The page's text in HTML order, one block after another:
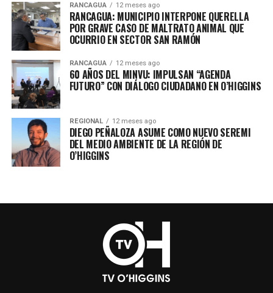
RANCAGUA 12 meses ago
RANCAGUA: MUNICIPIO INTERPONE QUERELLA
POR GRAVE CASO DE MALTRATO ANIMAL QUE
OCURRIO EN SECTOR SAN RAMÓN
RANCAGUA 12 meses ago
60 AÑOS DEL MINVU: IMPULSAN “AGENDA
FUTURO” CON DIÁLOGO CIUDADANO EN O’HIGGINS
REGIONAL 12 meses ago
DIEGO PEÑALOZA ASUME COMO NUEVO SEREMI
DEL MEDIO AMBIENTE DE LA REGIÓN DE
O’HIGGINS